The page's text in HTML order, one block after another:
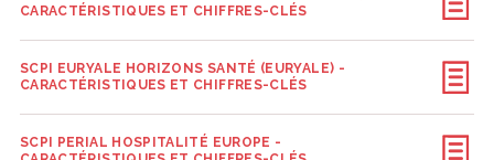
CARACTÉRISTIQUES ET CHIFFRES-CLÉS
SCPI EURYALE HORIZONS SANTÉ (EURYALE) -
CARACTÉRISTIQUES ET CHIFFRES-CLÉS
SCPI PERIAL HOSPITALITÉ EUROPE -